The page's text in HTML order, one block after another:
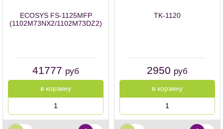
ECOSYS FS-1125MFP
(1102M73NX2/1102M73DZ2)
41777 руб
в корзину
TK-1120
2950 руб
в корзину